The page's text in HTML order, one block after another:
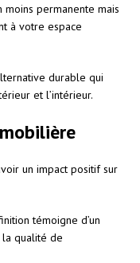
moins permanente mais
à votre espace
durable qui
et l’intérieur.
un impact positif sur
témoigne d’un
la qualité de